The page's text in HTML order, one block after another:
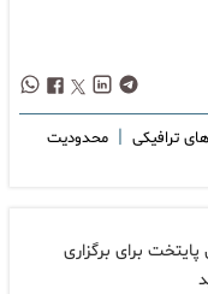
ترافیکی | محدودیت
برای برگزاری